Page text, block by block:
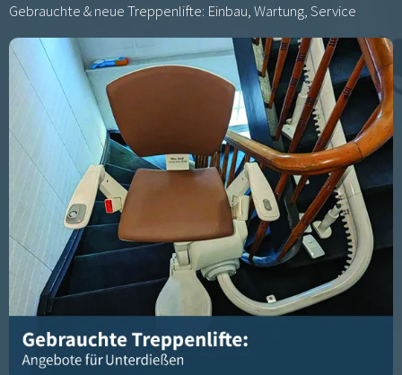
Gebrauchte & neue Treppenlifte: Einbau, Wartung, Service